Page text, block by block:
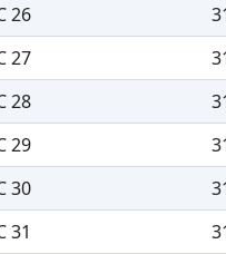
26
27
28
29
30
31